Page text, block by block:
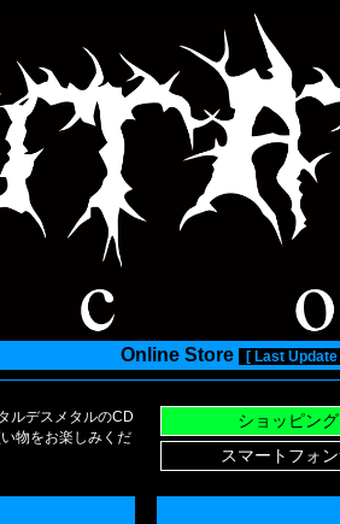
Online Store [ Last
ルデスメタルのCD
物をお楽しみくだ